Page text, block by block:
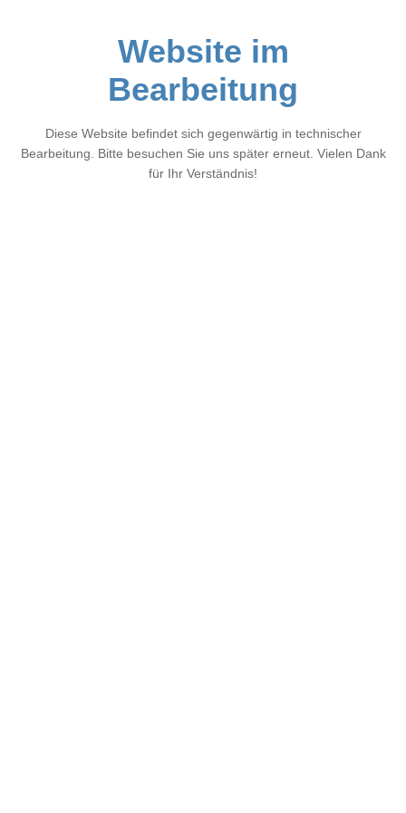
Website im
Bearbeitung
Diese Website befindet sich gegenwärtig in technischer
Bearbeitung. Bitte besuchen Sie uns später erneut. Vielen Dank
für Ihr Verständnis!